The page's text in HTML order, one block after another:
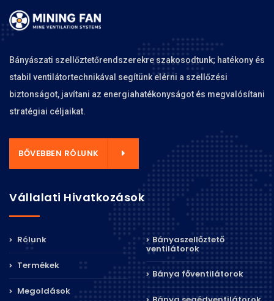
Bányászati szellőztetőrendszerekre szakosodtunk; hatékony és
stabil ventilátortechnikával segítünk elérni a szellőzési
biztonságot, javítani az energiahatékonyságot és megvalósítani
stratégiai céljaikat.
BŐVEBBEN RÓLUNK
Vállalati Hivatkozások
Rólunk
Termékek
Megoldások
Bányaszellőztető
ventilátorok
Bánya főventilátorok